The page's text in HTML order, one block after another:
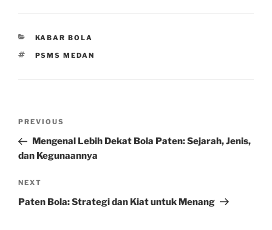
CATEGORIES
KABAR BOLA
TAGS
PSMS MEDAN
Previous
Post
PREVIOUS
Mengenal Lebih Dekat Bola Paten: Sejarah, Jenis,
dan Kegunaannya
Next
Post
NEXT
Paten Bola: Strategi dan Kiat untuk Menang